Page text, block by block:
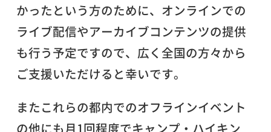
かったという方のために、オンラインでの
ライブ配信やアーカイブコンテンツの提供
も行う予定ですので、広く全国の方々から
ご支援いただけると幸いです。
またこれらの都内でのオフラインイベント
の他にも月1回程度でキャンプ・ハイキン